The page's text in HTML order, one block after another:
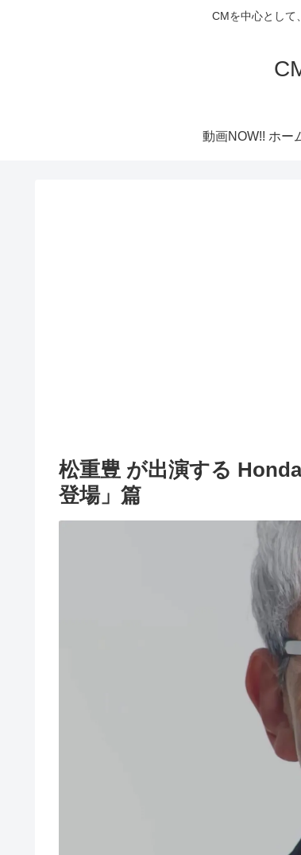
CMを中心として
動画NOW!! ホー
松重豊 が出演する
登場」篇